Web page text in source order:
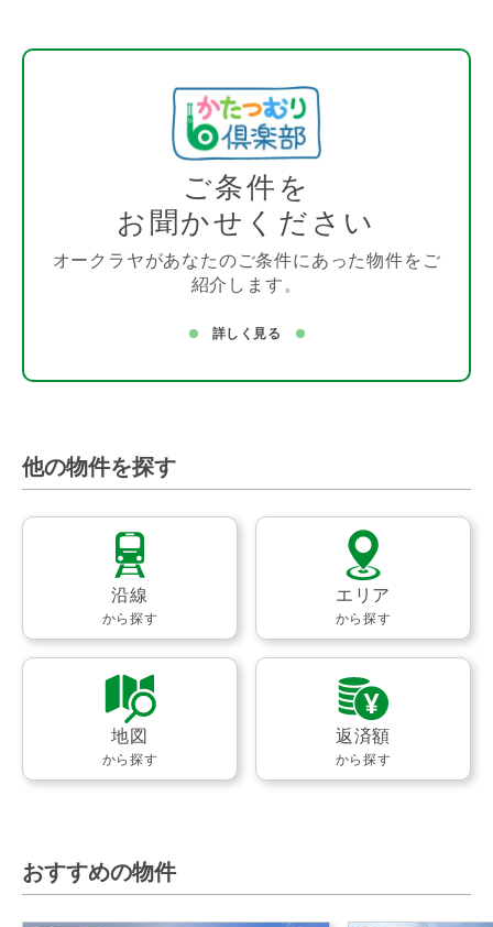
ご条件を
お聞かせください
オークラヤがあなたのご条件にあった物件をご
紹介します。
詳しく見る
他の物件を探す
沿線
から探す
エリア
から探す
地図
から探す
返済額
から探す
おすすめの物件